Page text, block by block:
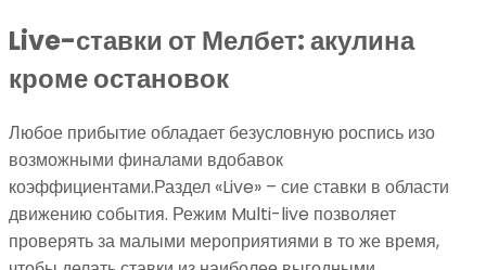
Live-ставки от Мелбет: акулина
кроме остановок
Любое прибытие обладает безусловную роспись изо
возможными финалами вдобавок
коэффициентами.Раздел «Live» – сие ставки в области
движению события. Режим Multi-live позволяет
проверять за малыми мероприятиями в то же время,